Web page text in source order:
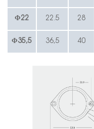
Φ22 22.5 28
Φ35,5 36,5 40